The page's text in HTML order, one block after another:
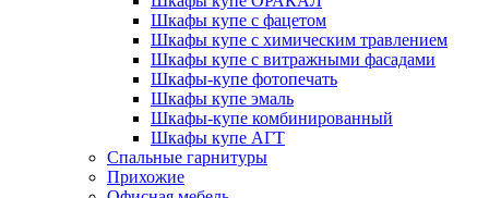
Шкафы купе с фацетом
Шкафы купе с химическим травлением
Шкафы купе с витражными фасадами
Шкафы-купе фотопечать
Шкафы купе эмаль
Шкафы-купе комбинированный
Шкафы купе АГТ
Спальные гарнитуры
Прихожие